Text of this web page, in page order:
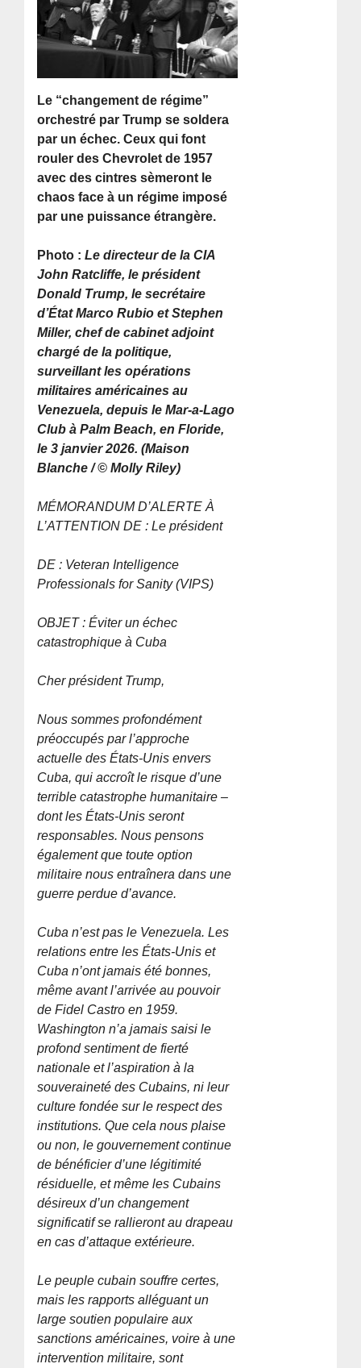
Le “changement de régime”
orchestré par Trump se soldera
par un échec. Ceux qui font
rouler des Chevrolet de 1957
avec des cintres sèmeront le
chaos face à un régime imposé
par une puissance étrangère.
Photo :Le directeur de la CIA
John Ratcliffe, le président
Donald Trump, le secrétaire
d’État Marco Rubio et Stephen
Miller, chef de cabinet adjoint
chargé de la politique,
surveillant les opérations
militaires américaines au
Venezuela, depuis le Mar-a-Lago
Club à Palm Beach, en Floride,
le 3 janvier 2026. (Maison
Blanche / © Molly Riley)
MÉMORANDUM D’ALERTE À
L’ATTENTION DE : Le président
DE : Veteran Intelligence
Professionals for Sanity (VIPS)
OBJET : Éviter un échec
catastrophique à Cuba
Cher président Trump,
Nous sommes profondément
préoccupés par l’approche
actuelle des États-Unis envers
Cuba, qui accroît le risque d’une
terrible catastrophe humanitaire –
dont les États-Unis seront
responsables. Nous pensons
également que toute option
militaire nous entraînera dans une
guerre perdue d’avance.
Cuba n’est pas le Venezuela. Les
relations entre les États-Unis et
Cuba n’ont jamais été bonnes,
même avant l’arrivée au pouvoir
de Fidel Castro en 1959.
Washington n’a jamais saisi le
profond sentiment de fierté
nationale et l’aspiration à la
souveraineté des Cubains, ni leur
culture fondée sur le respect des
institutions. Que cela nous plaise
ou non, le gouvernement continue
de bénéficier d’une légitimité
résiduelle, et même les Cubains
désireux d’un changement
significatif se rallieront au drapeau
en cas d’attaque extérieure.
Le peuple cubain souffre certes,
mais les rapports alléguant un
large soutien populaire aux
sanctions américaines, voire à une
intervention militaire, sont